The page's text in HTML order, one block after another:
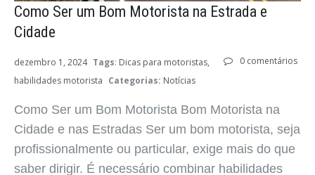
Como Ser um Bom Motorista na Estrada e
Cidade
0 comentários
dezembro 1, 2024 Tags: Dicas para motoristas
habilidades motorista Categorias: Notícias
Como Ser um Bom Motorista Bom Motorista na
Cidade e nas Estradas Ser um bom motorista, seja
profissionalmente ou particular, exige mais do que
saber dirigir. É necessário combinar habilidades